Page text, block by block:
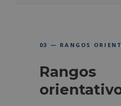
03 — RANGOS
Rangos